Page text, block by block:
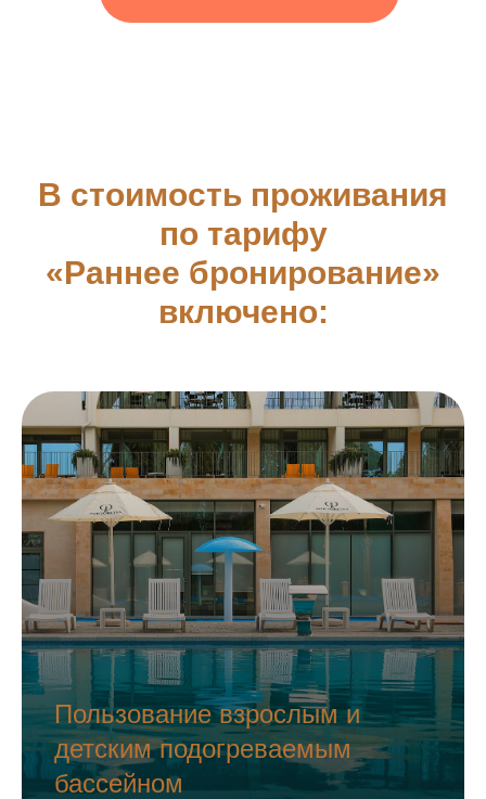
В стоимость проживания
по тарифу
«Раннее бронирование»
включено:
Пользование взрослым и
детским подогреваемым
бассейном